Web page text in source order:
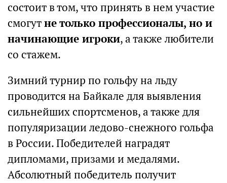
состоит в том, что принять в нем участие
смогутне только профессионалы, но и
начинающие игроки, а также любители
со стажем.
Зимний турнир по гольфу на льду
проводится на Байкале для выявления
сильнейших спортсменов, а также для
популяризации ледово-снежного гольфа
в России. Победителей наградят
дипломами, призами и медалями.
Абсолютный победитель получит